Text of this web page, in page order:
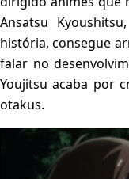
Ansatsu
história, consegue
falar no
Youjitsu acaba por
otakus.